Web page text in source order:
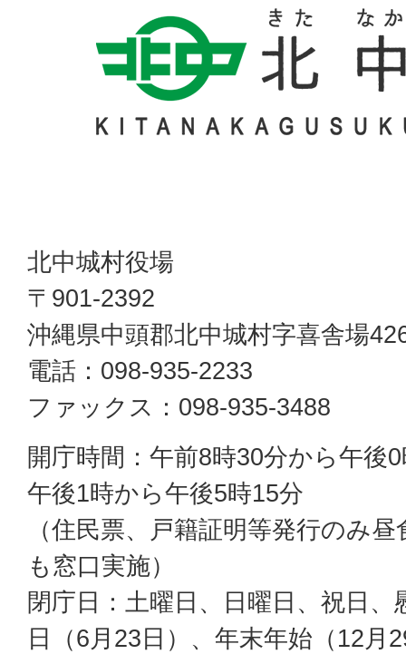
北中城村役場
〒901-2392
沖縄県中頭郡北中城村字喜舎場
電話：098-935-2233
ファックス：098-935-3488
開庁時間：午前8時30分から午後
午後1時から午後5時15分
（住民票、戸籍証明等発行のみ昼
も窓口実施）
閉庁日：土曜日、日曜日、祝日、
日（6月23日）、年末年始（12月